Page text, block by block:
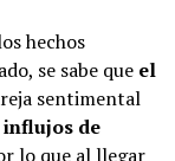
hechos
se sabe que el
sentimental
influjos de
lo que al llegar